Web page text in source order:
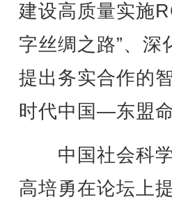
建设高质量实施
字丝绸之路”、深
提出务实合作的
时代中国—东盟
中国社会科学
高培勇在论坛上